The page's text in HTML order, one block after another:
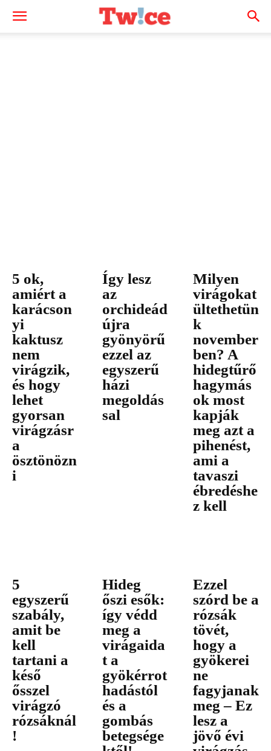
5 ok,
amiért a
karácson
yi
kaktusz
nem
virágzik,
és hogy
lehet
gyorsan
virágzásr
a
ösztönözn
i
Így lesz
az
orchideád
újra
gyönyörű
ezzel az
egyszerű
házi
megoldás
sal
Milyen
virágokat
ültethetün
k
november
ben? A
hidegtűrő
hagymás
ok most
kapják
meg azt a
pihenést,
ami a
tavaszi
ébredéshe
z kell
5
egyszerű
szabály,
amit be
kell
tartani a
késő
ősszel
virágzó
rózsáknál
!
Hideg
őszi esők:
így védd
meg a
virágaida
t a
gyökérrot
hadástól
és a
gombás
betegsége
Ezzel
szórd be a
rózsák
tövét,
hogy a
gyökerei
ne
fagyjanak
meg – Ez
lesz a
jövő évi